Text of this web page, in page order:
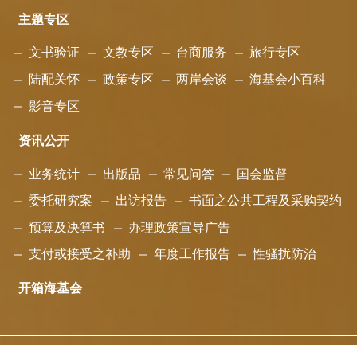
主题专区
文书验证 文教专区 台商服务 旅行专区
陆配关怀 政策专区 两岸会谈 海基会小百科
影音专区
资讯公开
业务统计 出版品 常见问答 国会监督
委托研究案 出访报告 书面之公共工程及采购契约
预算及决算书 办理政策宣导广告
支付或接受之补助 年度工作报告 性骚扰防治
开箱海基会